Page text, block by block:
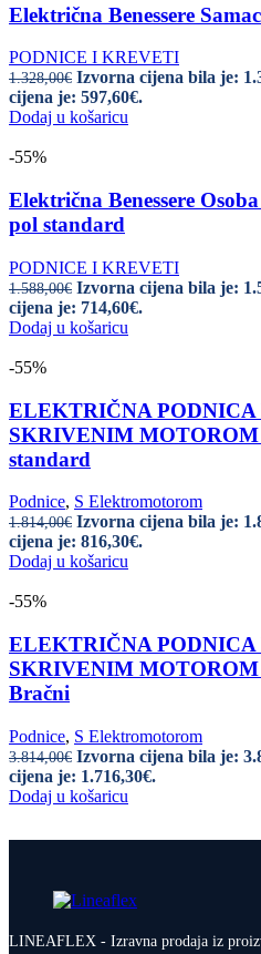
Električna Benessere
PODNICE I KREVETI
1.328,00€ Izvorna cijena bila je:
cijena je: 597,60€.
Dodaj u košaricu
-55%
Električna Benessere
pol standard
PODNICE I KREVETI
1.588,00€ Izvorna cijena bila je:
cijena je: 714,60€.
Dodaj u košaricu
-55%
ELEKTRIČNA PODNICA
SKRIVENIM MOTOROM
standard
Podnice, S Elektromotorom
1.814,00€ Izvorna cijena bila je:
cijena je: 816,30€.
Dodaj u košaricu
-55%
ELEKTRIČNA PODNICA
SKRIVENIM MOTOROM
Bračni
Podnice, S Elektromotorom
3.814,00€ Izvorna cijena bila je:
cijena je: 1.716,30€.
Dodaj u košaricu
LINEAFLEX - Izravna prodaja iz